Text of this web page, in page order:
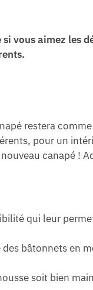
si vous aimez les
restera
pour un
canapé !
qui leur
bâtonnets en
soit bien